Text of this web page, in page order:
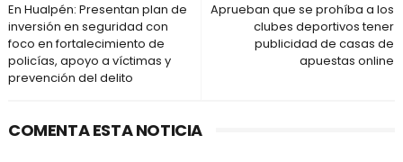
Aprueban que se prohíba a los
clubes deportivos tener
publicidad de casas de
apuestas online
En Hualpén: Presentan plan de
inversión en seguridad con
foco en fortalecimiento de
policías, apoyo a víctimas y
prevención del delito
COMENTA ESTA NOTICIA